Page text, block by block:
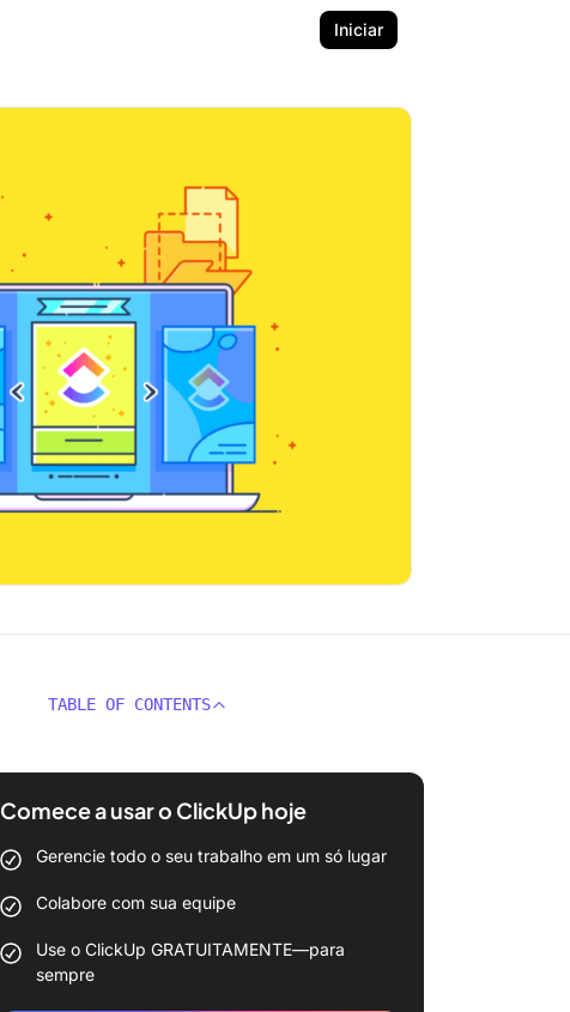
Iniciar
TABLE OF CONTENTS
Comece a usar o ClickUp hoje
Gerencie todo o seu trabalho em um só lugar
Colabore com sua equipe
Use o ClickUp GRATUITAMENTE—para
sempre